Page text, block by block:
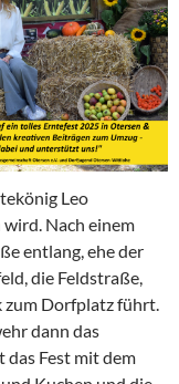
Leo
Nach einem
entlang, ehe der
die Feldstraße,
zum Dorfplatz führt.
dann das
das Fest mit dem